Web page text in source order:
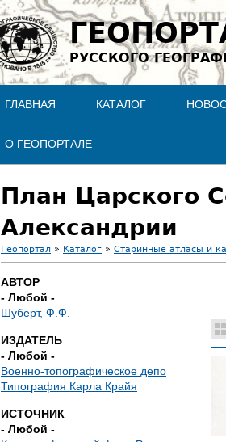
РУССКОГО
ГЛАВНАЯ КАТАЛОГ
О ГЕОПОРТАЛЕ
План Царского
Александрии
В
ы
з
д
с
Геопортал » Каталог » Старинные атласы и
АВТОР
- Любой -
Шуберт, Ф.Ф.
ИЗДАТЕЛЬ
- Любой -
Военно-топографическое депо
Типография Карла Крайя
ИСТОЧНИК
- Любой -